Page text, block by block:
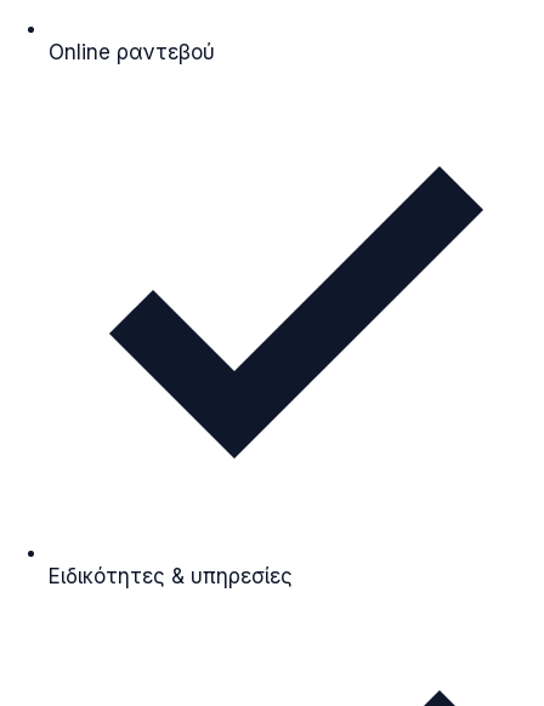
Online ραντεβού
Ειδικότητες & υπηρεσίες